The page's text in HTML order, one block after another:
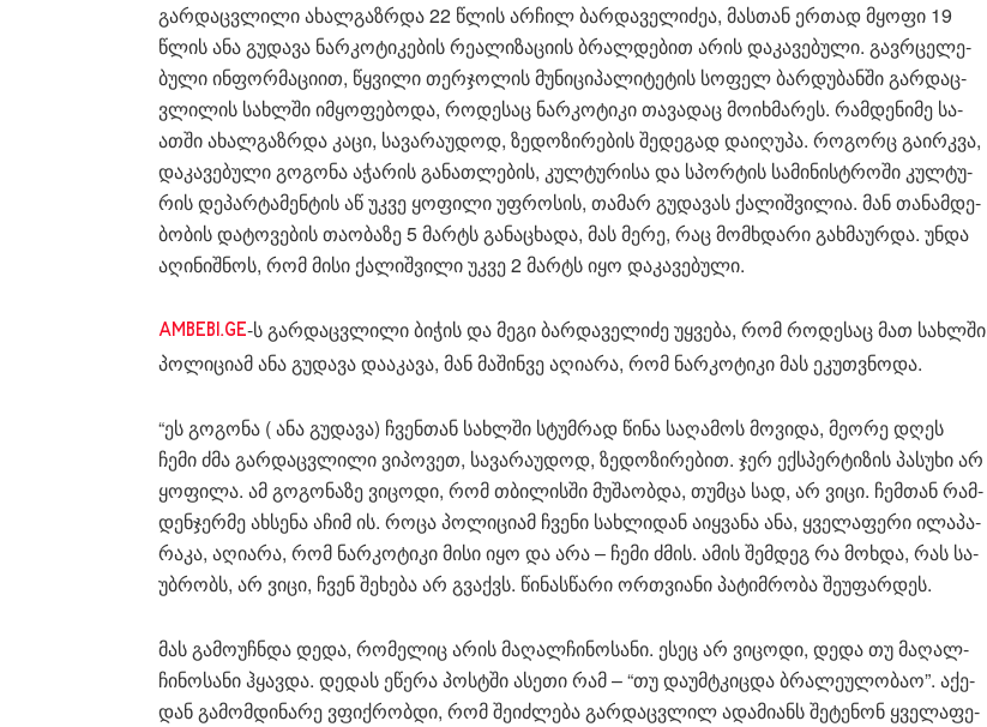
გარ­დაც­ვლი­ლი ახალ­გაზ­რდა 22 წლის არ­ჩილ ბარ­და­ვე­ლი­ძეა, მას­თან ერ­თად მყო­ფი 19
წლის ანა გუ­და­ვა ნარ­კო­ტი­კე­ბის რე­ა­ლი­ზა­ცი­ის ბრალ­დე­ბით არის და­კა­ვე­ბუ­ლი. გავ­რცე­ლე­
ბუ­ლი ინ­ფორ­მა­ცი­ით, წყვი­ლი თერ­ჯო­ლის მუ­ნი­ცი­პა­ლი­ტე­ტის სო­ფელ ბარ­დუ­ბან­ში გარ­დაც­
ვლი­ლის სახ­ლში იმ­ყო­ფე­ბო­და, რო­დე­საც ნარ­კო­ტი­კი თა­ვა­დაც მო­იხ­მა­რეს. რამ­დე­ნი­მე სა­
ათ­ში ახალ­გაზ­რდა კაცი, სა­ვა­რა­უ­დოდ, ზე­დო­ზი­რე­ბის შე­დე­გად და­ი­ღუ­პა. რო­გორც გა­ირ­კვა,
და­კა­ვე­ბუ­ლი გო­გო­ნა აჭა­რის გა­ნათ­ლე­ბის, კულ­ტუ­რი­სა და სპორ­ტის სა­მი­ნის­ტრო­ში კულ­ტუ­
რის დე­პარ­ტა­მენ­ტის აწ უკვე ყო­ფი­ლი უფ­რო­სის, თა­მარ გუ­და­ვას ქა­ლიშ­ვი­ლია. მან თა­ნამ­დე­
ბო­ბის და­ტო­ვე­ბის თა­ო­ბა­ზე 5 მარტს გა­ნა­ცხა­და, მას მერე, რაც მომ­ხდა­რი გახ­მა­ურ­და. უნდა
აღი­ნიშ­ნოს, რომ მისი ქა­ლიშ­ვი­ლი უკვე 2 მარტს იყო და­კა­ვე­ბუ­ლი.
AMBEBI.GE-ს გარ­დაც­ვლი­ლი ბი­ჭის და მეგი ბარ­და­ვე­ლი­ძე უყ­ვე­ბა, რომ რო­დე­საც მათ სახ­ლში
პო­ლი­ცი­ამ ანა გუ­და­ვა და­ა­კა­ვა, მან მა­შინ­ვე აღი­ა­რა, რომ ნარ­კო­ტი­კი მას ეკუთ­ვნო­და.
“ეს გო­გო­ნა ( ანა გუ­და­ვა) ჩვენ­თან სახ­ლში სტუმ­რად წინა სა­ღა­მოს მო­ვი­და, მე­ო­რე დღეს
ჩემი ძმა გარ­დაც­ვლი­ლი ვი­პო­ვეთ, სა­ვა­რა­უ­დოდ, ზე­დო­ზი­რე­ბით. ჯერ ექ­სპერ­ტი­ზის პა­სუ­ხი არ
ყო­ფი­ლა. ამ გო­გო­ნა­ზე ვი­ცო­დი, რომ თბი­ლის­ში მუ­შა­ობ­და, თუმ­ცა სად, არ ვიცი. ჩემ­თან რამ­
დენ­ჯერ­მე ახ­სე­ნა აჩიმ ის. როცა პო­ლი­ცი­ამ ჩვე­ნი სახ­ლი­დან აიყ­ვა­ნა ანა, ყვე­ლა­ფე­რი ილა­პა­
რა­კა, აღი­ა­რა, რომ ნარ­კო­ტი­კი მისი იყო და არა – ჩემი ძმის. ამის შემ­დეგ რა მოხ­და, რას სა­
უბ­რობს, არ ვიცი, ჩვენ შე­ხე­ბა არ გვაქვს. წი­ნას­წა­რი ორ­თვი­ა­ნი პა­ტიმ­რო­ბა შე­უ­ფარ­დეს.
მას გა­მო­უჩ­ნდა დედა, რო­მე­ლიც არის მა­ღალ­ჩი­ნო­სა­ნი. ესეც არ ვი­ცო­დი, დედა თუ მა­ღალ­
ჩი­ნო­სა­ნი ჰყავ­და. დე­დას ეწე­რა პოს­ტში ასე­თი რამ – “თუ და­უმ­ტკიც­და ბრა­ლე­უ­ლო­ბაო”. აქე­
დან გა­მომ­დი­ნა­რე ვფიქ­რობ­დი, რომ შე­იძ­ლე­ბა გარ­დაც­ვლილ ადა­მი­ანს შე­ტე­ნონ ყვე­ლა­ფე­